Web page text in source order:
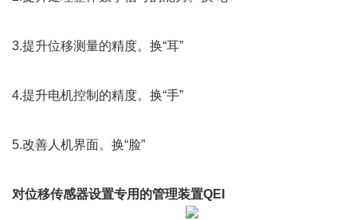
3.提升位移测量的精度。换“耳”
4.提升电机控制的精度。换“手”
5.改善人机界面。换“脸”
对位移传感器设置专用的管理装置QEI